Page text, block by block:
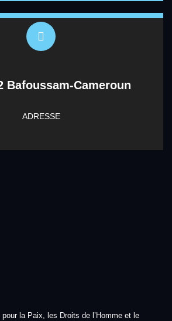
Bafoussam-Cameroun
ADRESSE
la Paix, les Droits de l’Homme et le